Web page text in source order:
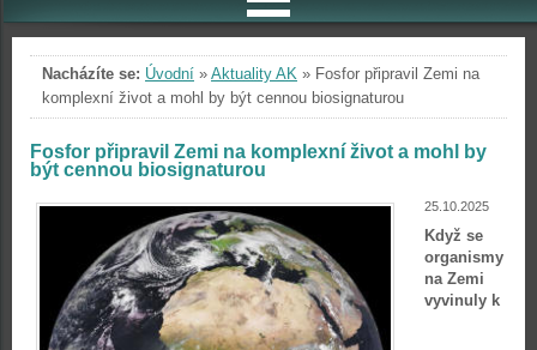
Nacházíte se: Úvodní » Aktuality AK » Fosfor připravil Zemi na
komplexní život a mohl by být cennou biosignaturou
Fosfor připravil Zemi na komplexní život a mohl by
být cennou biosignaturou
25.10.2025
Když se
organismy
na Zemi
vyvinuly k